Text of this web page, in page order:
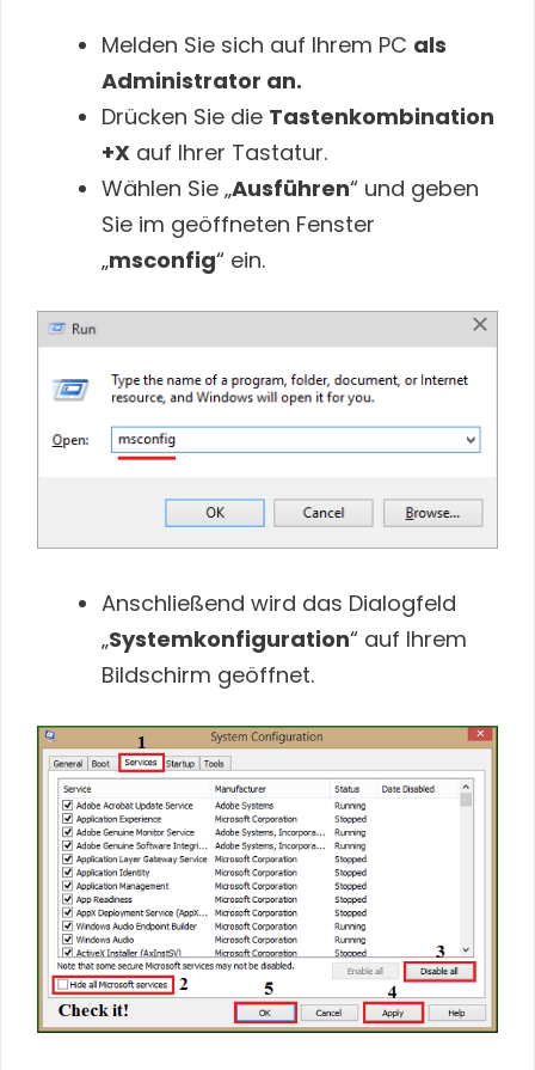
Melden Sie sich auf Ihrem PC als
Administrator an.
Drücken Sie die Tastenkombination
+X auf Ihrer Tastatur.
Wählen Sie „Ausführen“ und geben
Sie im geöffneten Fenster
„msconfig“ ein.
Anschließend wird das Dialogfeld
„Systemkonfiguration“ auf Ihrem
Bildschirm geöffnet.